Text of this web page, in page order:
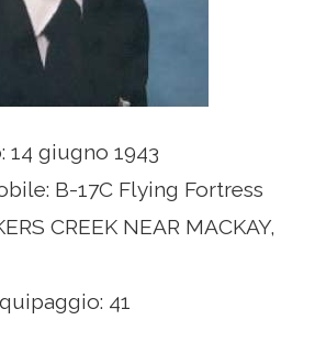
14 giugno 1943
B-17C Flying Fortress
CREEK NEAR MACKAY,
41